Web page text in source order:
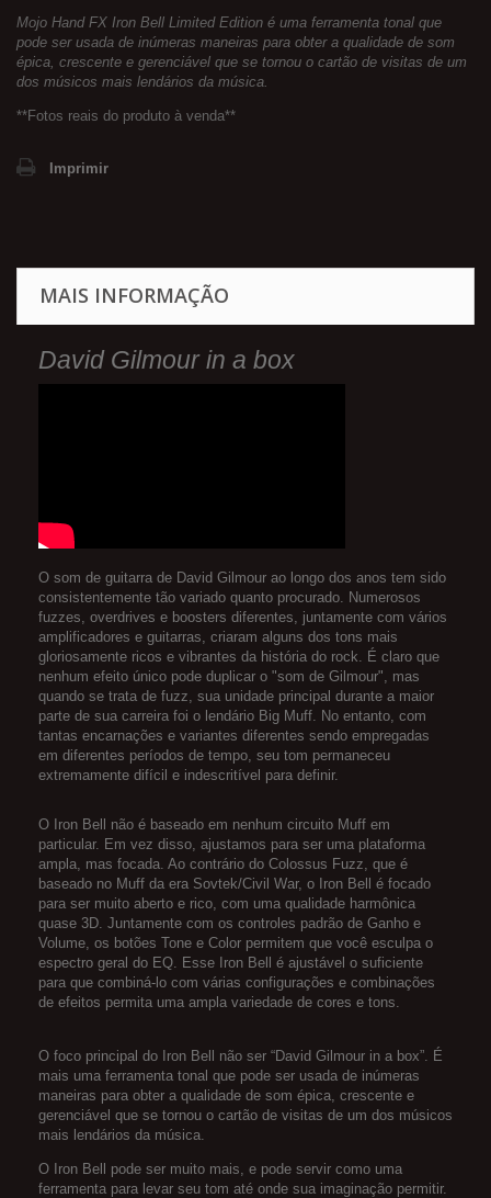
Mojo Hand FX Iron Bell Limited Edition é uma ferramenta tonal que
pode ser usada de inúmeras maneiras para obter a qualidade de som
épica, crescente e gerenciável que se tornou o cartão de visitas de um
dos músicos mais lendários da música.
**Fotos reais do produto à venda**
Imprimir
MAIS INFORMAÇÃO
David Gilmour in a box
O som de guitarra de David Gilmour ao longo dos anos tem sido
consistentemente tão variado quanto procurado. Numerosos
fuzzes, overdrives e boosters diferentes, juntamente com vários
amplificadores e guitarras, criaram alguns dos tons mais
gloriosamente ricos e vibrantes da história do rock. É claro que
nenhum efeito único pode duplicar o "som de Gilmour", mas
quando se trata de fuzz, sua unidade principal durante a maior
parte de sua carreira foi o lendário Big Muff. No entanto, com
tantas encarnações e variantes diferentes sendo empregadas
em diferentes períodos de tempo, seu tom permaneceu
extremamente difícil e indescritível para definir.
O Iron Bell não é baseado em nenhum circuito Muff em
particular. Em vez disso, ajustamos para ser uma plataforma
ampla, mas focada. Ao contrário do Colossus Fuzz, que é
baseado no Muff da era Sovtek/Civil War, o Iron Bell é focado
para ser muito aberto e rico, com uma qualidade harmônica
quase 3D. Juntamente com os controles padrão de Ganho e
Volume, os botões Tone e Color permitem que você esculpa o
espectro geral do EQ. Esse Iron Bell é ajustável o suficiente
para que combiná-lo com várias configurações e combinações
de efeitos permita uma ampla variedade de cores e tons.
O foco principal do Iron Bell não ser “David Gilmour in a box”. É
mais uma ferramenta tonal que pode ser usada de inúmeras
maneiras para obter a qualidade de som épica, crescente e
gerenciável que se tornou o cartão de visitas de um dos músicos
mais lendários da música.
O Iron Bell pode ser muito mais, e pode servir como uma
ferramenta para levar seu tom até onde sua imaginação permitir.